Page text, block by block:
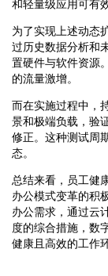
和轻量级应用可有
为了实现上述动态
过历史数据分析和
置硬件与软件资源
的流量激增。
而在实施过程中，
景和极端负载，验
修正。这种测试周
态。
总结来看，员工健
办公模式变革的积
办公需求，通过云
度的综合措施，数
健康且高效的工作